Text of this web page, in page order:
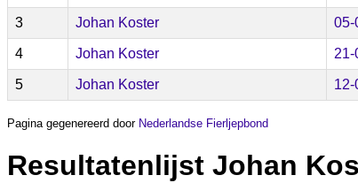
3 Johan Koster 05-
4 Johan Koster 21-
5 Johan Koster 12-
Pagina gegenereerd door Nederlandse Fierljepbond
Resultatenlijst Johan